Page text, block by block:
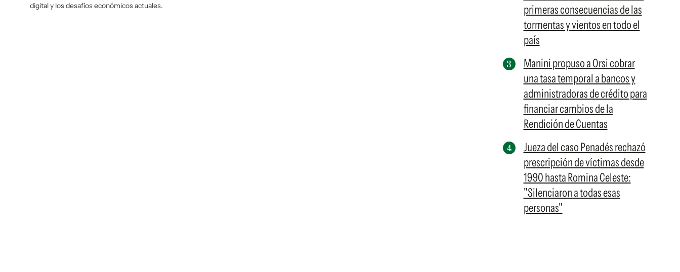
digital y los desafíos económicos actuales.
primeras consecuencias de las
tormentas y vientos en todo el
país
Manini propuso a Orsi cobrar
una tasa temporal a bancos y
administradoras de crédito para
financiar cambios de la
Rendición de Cuentas
Jueza del caso Penadés rechazó
prescripción de víctimas desde
1990 hasta Romina Celeste:
"Silenciaron a todas esas
personas"